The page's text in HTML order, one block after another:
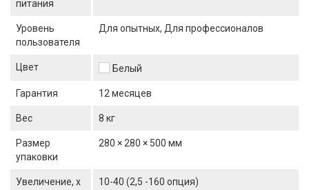
питания
Уровень
пользователя
Для опытных, Для профессионалов
Цвет Белый
Гарантия 12 месяцев
Вес 8 кг
Размер
упаковки
280 × 280 × 500 мм
Увеличение, x 10-40 (2,5 -160 опция)